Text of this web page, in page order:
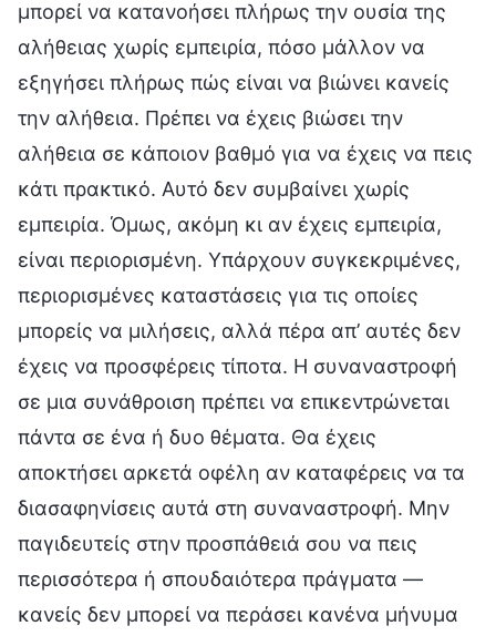
μπορεί να κατανοήσει πλήρως την ουσία της
αλήθειας χωρίς εμπειρία, πόσο μάλλον να
εξηγήσει πλήρως πώς είναι να βιώνει κανείς
την αλήθεια. Πρέπει να έχεις βιώσει την
αλήθεια σε κάποιον βαθμό για να έχεις να πεις
κάτι πρακτικό. Αυτό δεν συμβαίνει χωρίς
εμπειρία. Όμως, ακόμη κι αν έχεις εμπειρία,
είναι περιορισμένη. Υπάρχουν συγκεκριμένες,
περιορισμένες καταστάσεις για τις οποίες
μπορείς να μιλήσεις, αλλά πέρα απ’ αυτές δεν
έχεις να προσφέρεις τίποτα. Η συναναστροφή
σε μια συνάθροιση πρέπει να επικεντρώνεται
πάντα σε ένα ή δυο θέματα. Θα έχεις
αποκτήσει αρκετά οφέλη αν καταφέρεις να τα
διασαφηνίσεις αυτά στη συναναστροφή. Μην
παγιδευτείς στην προσπάθειά σου να πεις
περισσότερα ή σπουδαιότερα πράγματα —
κανείς δεν μπορεί να περάσει κανένα μήνυμα